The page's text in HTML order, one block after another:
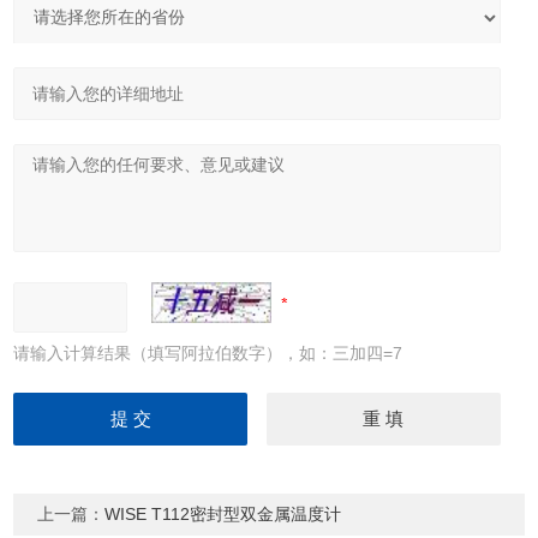
请输入计算结果（填写阿拉伯数字），如：三加四=7
上一篇：WISE T112密封型双金属温度计